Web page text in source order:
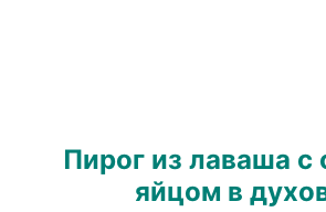
Пирог из лаваша
яйцом в